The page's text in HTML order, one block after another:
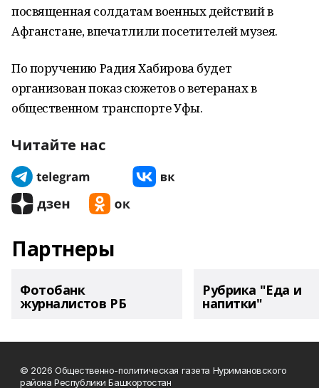
посвященная солдатам военных действий в
Афганстане, впечатлили посетителей музея.
По поручению Радия Хабирова будет
организован показ сюжетов о ветеранах в
общественном транспорте Уфы.
Читайте нас
Партнеры
Фотобанк
журналистов РБ
Рубрика "Еда и
напитки"
© 2026 Общественно-политическая газета Нуримановского
района Республики Башкортостан